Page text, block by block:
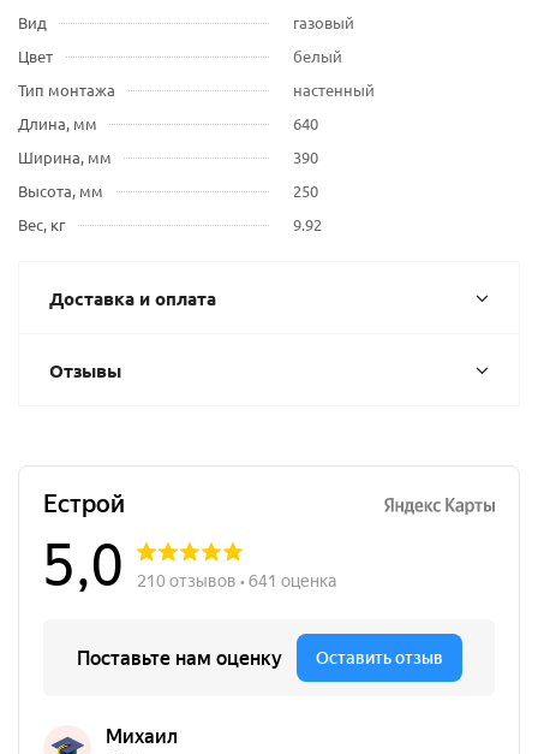
Вид
газовый
Цвет
белый
Тип монтажа
настенный
Длина, мм
640
Ширина, мм
390
Высота, мм
250
Вес, кг
9.92
Доставка и оплата
Отзывы